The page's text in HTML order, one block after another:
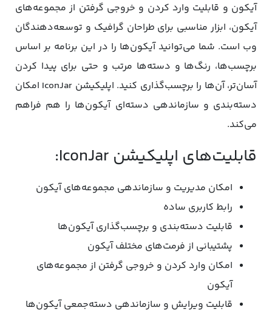
آیکون و قابلیت وارد کردن و خروجی گرفتن از مجموعه‌های
آیکون، ابزار مناسبی برای طراحان گرافیک و توسعه‌دهندگان
وب است. شما می‌توانید آیکون‌ها را در این برنامه بر اساس
برچسب‌ها، رنگ‌ها و دسته‌ها مرتب و حتی برای پیدا کردن
آسان‌تر، آن‌ها را برچسب‌گذاری کنید. اپلیکیشن IconJar امکان
دسته‌بندی و سازماندهی دسته‌ای آیکون‌ها را هم فراهم
می‌کند.
قابلیت‌های اپلیکیشن IconJar:
امکان مدیریت و سازماندهی مجموعه‌های آیکون
رابط کاربری ساده
قابلیت دسته‌بندی و برچسب‌گذاری آیکون‌ها
پشتیبانی از فرمت‌های مختلف آیکون
امکان وارد کردن و خروجی گرفتن از مجموعه‌های
آیکون
قابلیت ویرایش و سازماندهی دسته‌جمعی آیکون‌ها